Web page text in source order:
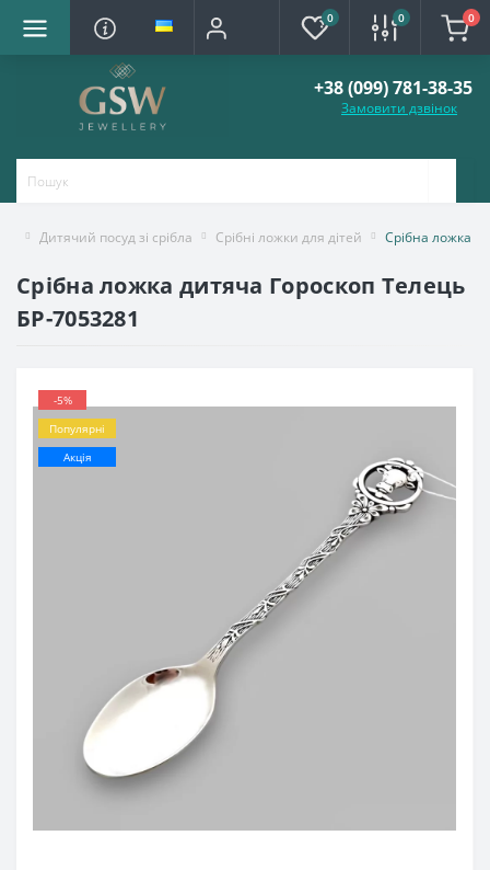
0 0 0
+38 (099) 781-38-35
Замовити дзвінок
Дитячий посуд зі срібла Срібні ложки для дітей Срібна ложка
Срібна ложка дитяча Гороскоп Телець
БР-7053281
-5%
Популярні
Акція